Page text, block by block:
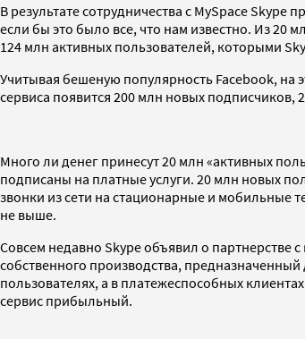
В результате сотрудничества с MySpace
если бы это было все, что нам известно. Из 20
124 млн активных пользователей, которыми
Учитывая бешеную популярность Facebook, на
сервиса появится 200 млн новых подписчиков,
Много ли денег принесут 20 млн «активных
подписаны на платные услуги. 20 млн новых
звонки из сети на стационарные и мобильные
не выше.
Совсем недавно Skype объявил о партнерстве
собственного производства,
пользователях, а в платежеспособных
сервис прибыльный.